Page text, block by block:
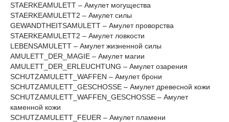
STAERKEAMULETT – Амулет могущества
STAERKEAMULETT2 – Амулет силы
GEWANDTHEITSAMULETT – Амулет проворства
STAERKEAMULETT2 – Амулет ловкости
LEBENSAMULETT – Амулет жизненной силы
AMULETT_DER_MAGIE – Амулет магии
AMULETT_DER_ERLEUCHTUNG – Амулет озарения
SCHUTZAMULETT_WAFFEN – Амулет брони
SCHUTZAMULETT_GESCHOSSE – Амулет древесной кожи
SCHUTZAMULETT_WAFFEN_GESCHOSSE – Амулет
каменной кожи
SCHUTZAMULETT_FEUER – Амулет пламени